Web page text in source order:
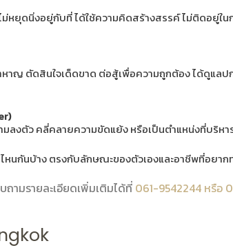
ยุดนิ่งอยู่กับที่ ได้ใช้ความคิดสร้างสรรค์ ไม่ติดอยู่ใ
หาญ ตัดสินใจเด็ดขาด ต่อสู้เพื่อความถูกต้อง ได้ดูแ
ลงตัว คลี่คลายความขัดแย้ง หรือเป็นตำแหน่งที่บริห
กันบ้าง ตรงกับลักษณะของตัวเองและอาชีพที่อยาก
ามรายละเอียดเพิ่มเติมได้ที่ 061-9542244 หรือ